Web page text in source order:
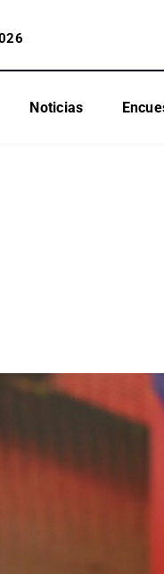
Noticias